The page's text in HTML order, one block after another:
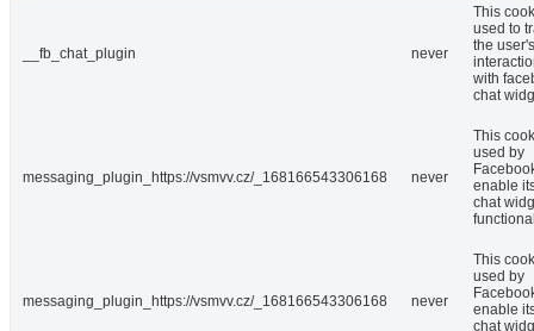
__fb_chat_plugin never
This
used to
the user's
with
chat
messaging_plugin_https://vsmvv.cz/_168166543306168 never
This
used by
enable
chat
messaging_plugin_https://vsmvv.cz/_168166543306168 never
This
used by
enable
chat